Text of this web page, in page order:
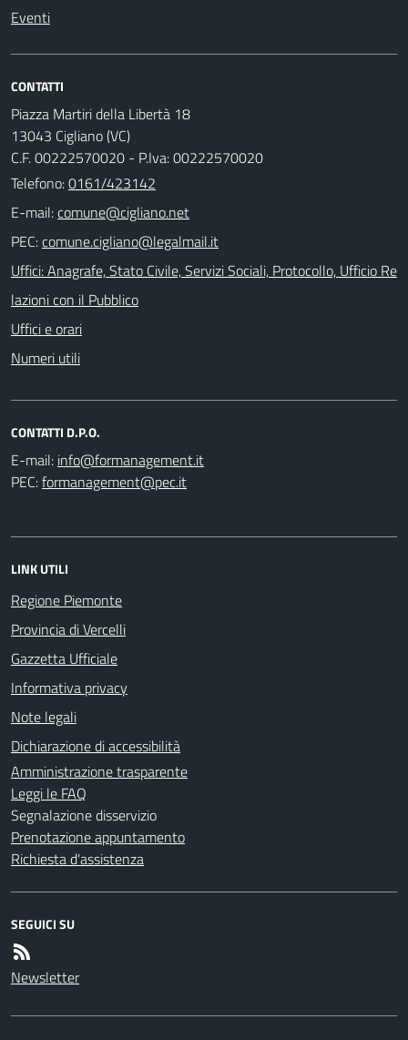
Eventi
CONTATTI
Piazza Martiri della Libertà 18
13043 Cigliano (VC)
C.F. 00222570020 - P.Iva: 00222570020
Telefono:0161/423142
E-mail:
PEC:
Uffici: Anagrafe, Stato Civile, Servizi Sociali, Protocollo, Ufficio Re
lazioni con il Pubblico
Uffici e orari
Numeri utili
CONTATTI D.P.O.
E-mail:
PEC:
LINK UTILI
Regione Piemonte
Provincia di Vercelli
Gazzetta Ufficiale
Informativa privacy
Note legali
Dichiarazione di accessibilità
Amministrazione trasparente
Leggi le FAQ
Segnalazione disservizio
Prenotazione appuntamento
Richiesta d'assistenza
SEGUICI SU
Newsletter